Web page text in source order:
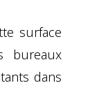
surface
bureaux
dans